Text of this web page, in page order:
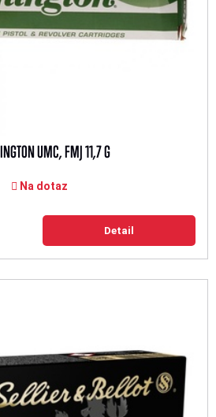
UMC, FMJ 11,7 G
Na dotaz
Detail